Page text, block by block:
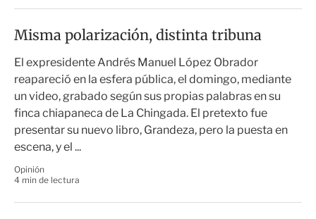
Misma polarización, distinta tribuna
El expresidente Andrés Manuel López Obrador
reapareció en la esfera pública, el domingo, mediante
un video, grabado según sus propias palabras en su
finca chiapaneca de La Chingada. El pretexto fue
presentar su nuevo libro, Grandeza, pero la puesta en
escena, y el ...
Opinión
4 min de lectura